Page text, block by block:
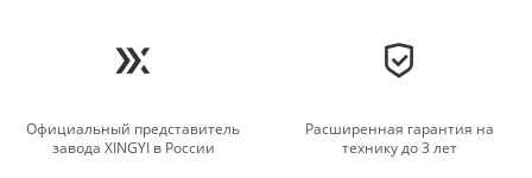
Создание деформационных швов в
Официальный представитель
завода XINGYI в России
Расширенная гарантия на
технику до 3 лет